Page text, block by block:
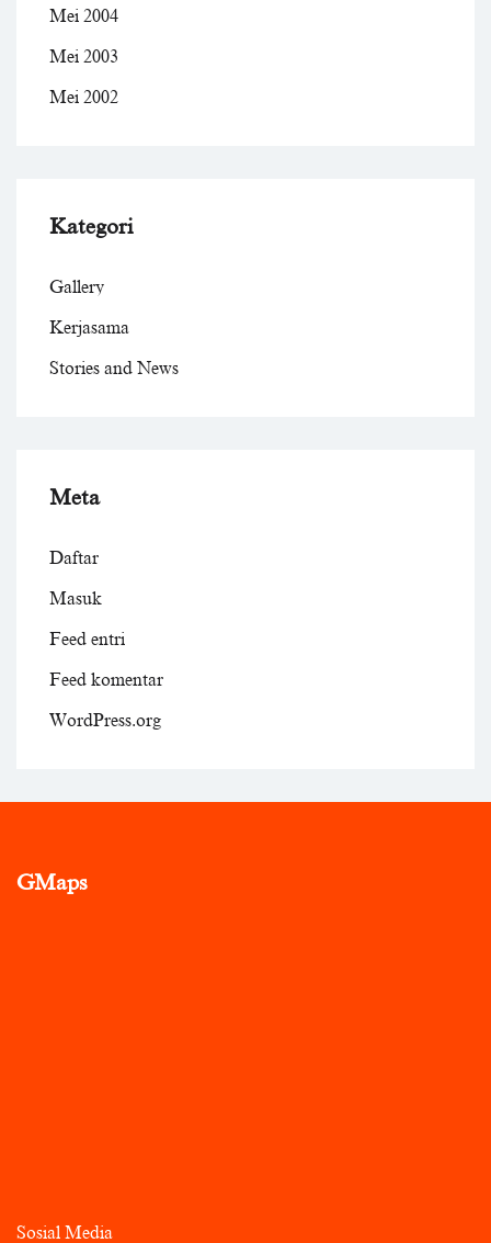
Mei 2004
Mei 2003
Mei 2002
Kategori
Gallery
Kerjasama
Stories and News
Meta
Daftar
Masuk
Feed entri
Feed komentar
WordPress.org
GMaps
Sosial Media